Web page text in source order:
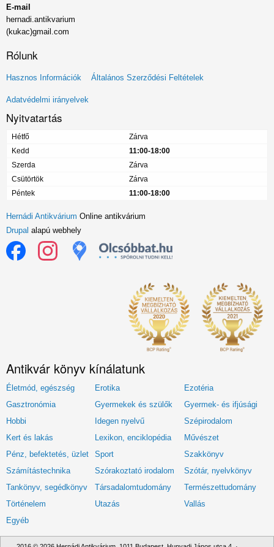
E-mail
hernadi.antikvarium
(kukac)gmail.com
Rólunk
Lábléc
menü
Hasznos Információk Általános Szerződési Feltételek
Adatvédelmi irányelvek
Nyitvatartás
Hétfő
Zárva
Kedd
11:00-18:00
Szerda
Zárva
Csütörtök
Zárva
Péntek
11:00-18:00
Hernádi Antikvárium Online antikvárium
Drupal alapú webhely
Antikvár könyv kínálatunk
Életmód, egészség Erotika
Ezotéria
Gasztronómia
Gyermekek és szülők
Gyermek- és ifjúsági
Hobbi
Idegen nyelvű
Szépirodalom
Kert és lakás
Lexikon, enciklopédia
Művészet
Pénz, befektetés, üzlet
Sport
Szakkönyv
Számítástechnika
Szórakoztató irodalom
Szótár, nyelvkönyv
Tankönyv, segédkönyv
Társadalomtudomány
Természettudomány
Történelem
Utazás
Vallás
Egyéb